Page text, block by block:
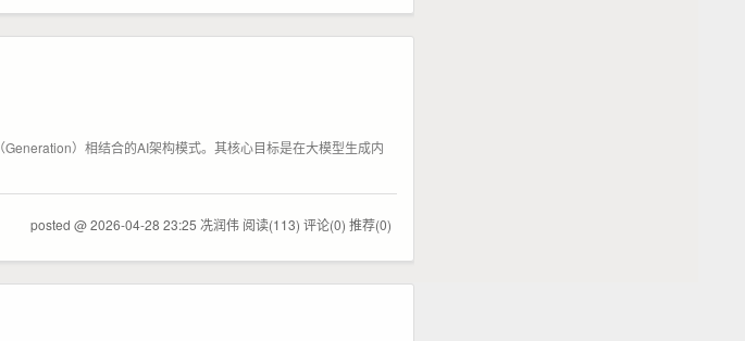
）相结合的AI架构模式。其核心目标是在大模型生成内
posted @ 2026-04-28 23:25 冼润伟 阅读(113) 评论(0) 推荐(0)